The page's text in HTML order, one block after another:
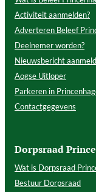
Activiteit aanmelden?
Adverteren Beleef
Deelnemer worden?
Nieuwsbericht
Aogse Uitloper
Parkeren in
Contactgegevens
Dorpsraad
Wat is Dorpsraad
Bestuur Dorpsraad